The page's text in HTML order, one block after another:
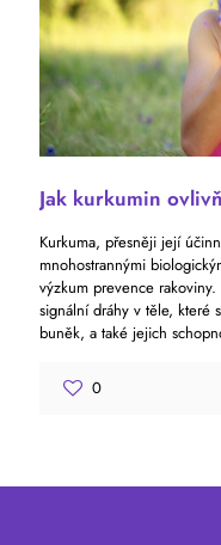
Jak kurkumin
Kurkuma, přesněji její
mnohostrannými
výzkum prevence
signální dráhy v těle, které
buněk, a také jejich
0